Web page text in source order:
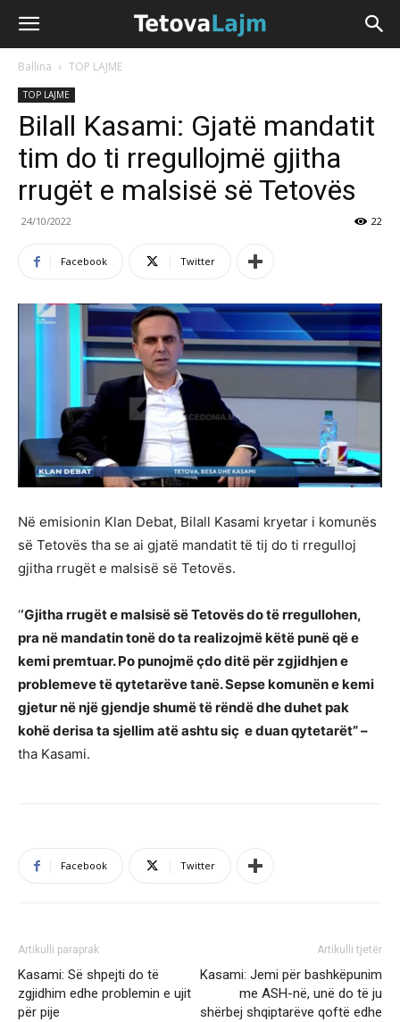
Ballina TOP LAJME
TOP LAJME
Bilall Kasami: Gjatë mandatit
tim do ti rregullojmë gjitha
rrugët e malsisë së Tetovës
24/10/2022 22
Facebook Twitter
Në emisionin Klan Debat, Bilall Kasami kryetar i komunës
së Tetovës tha se ai gjatë mandatit të tij do ti rregulloj
gjitha rrugët e malsisë së Tetovës.
‘‘Gjitha rrugët e malsisë së Tetovës do të rregullohen,
pra në mandatin tonë do ta realizojmë këtë punë që e
kemi premtuar. Po punojmë çdo ditë për zgjidhjen e
problemeve të qytetarëve tanë. Sepse komunën e kemi
gjetur në një gjendje shumë të rëndë dhe duhet pak
kohë derisa ta sjellim atë ashtu siç e duan qytetarët” –
tha Kasami.
Facebook Twitter
Artikulli paraprak
Kasami: Së shpejti do të
zgjidhim edhe problemin e ujit
për pije
Artikulli tjetër
Kasami: Jemi për bashkëpunim
me ASH-në, unë do të ju
shërbej shqiptarëve qoftë edhe